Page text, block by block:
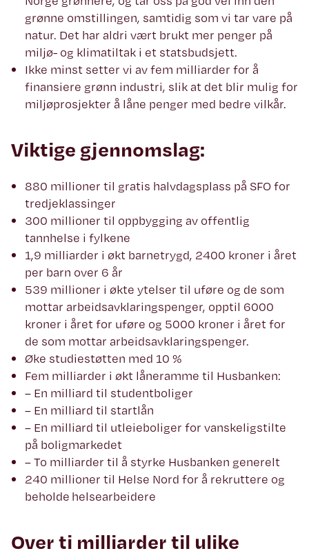
grønne omstillingen, samtidig som vi tar vare på
natur. Det har aldri vært brukt mer penger på
miljø- og klimatiltak i et statsbudsjett.
Ikke minst setter vi av fem milliarder for å
finansiere grønn industri, slik at det blir mulig for
miljøprosjekter å låne penger med bedre vilkår.
Viktige gjennomslag:
880 millioner til gratis halvdagsplass på SFO for
tredjeklassinger
300 millioner til oppbygging av offentlig
tannhelse i fylkene
1,9 milliarder i økt barnetrygd, 2400 kroner i året
per barn over 6 år
539 millioner i økte ytelser til uføre og de som
mottar arbeidsavklaringspenger, opptil 6000
kroner i året for uføre og 5000 kroner i året for
de som mottar arbeidsavklaringspenger.
Øke studiestøtten med 10 %
Fem milliarder i økt låneramme til Husbanken:
– En milliard til studentboliger
– En milliard til startlån
– En milliard til utleieboliger for vanskeligstilte
på boligmarkedet
– To milliarder til å styrke Husbanken generelt
240 millioner til Helse Nord for å rekruttere og
beholde helsearbeidere
Over ti milliarder til ulike